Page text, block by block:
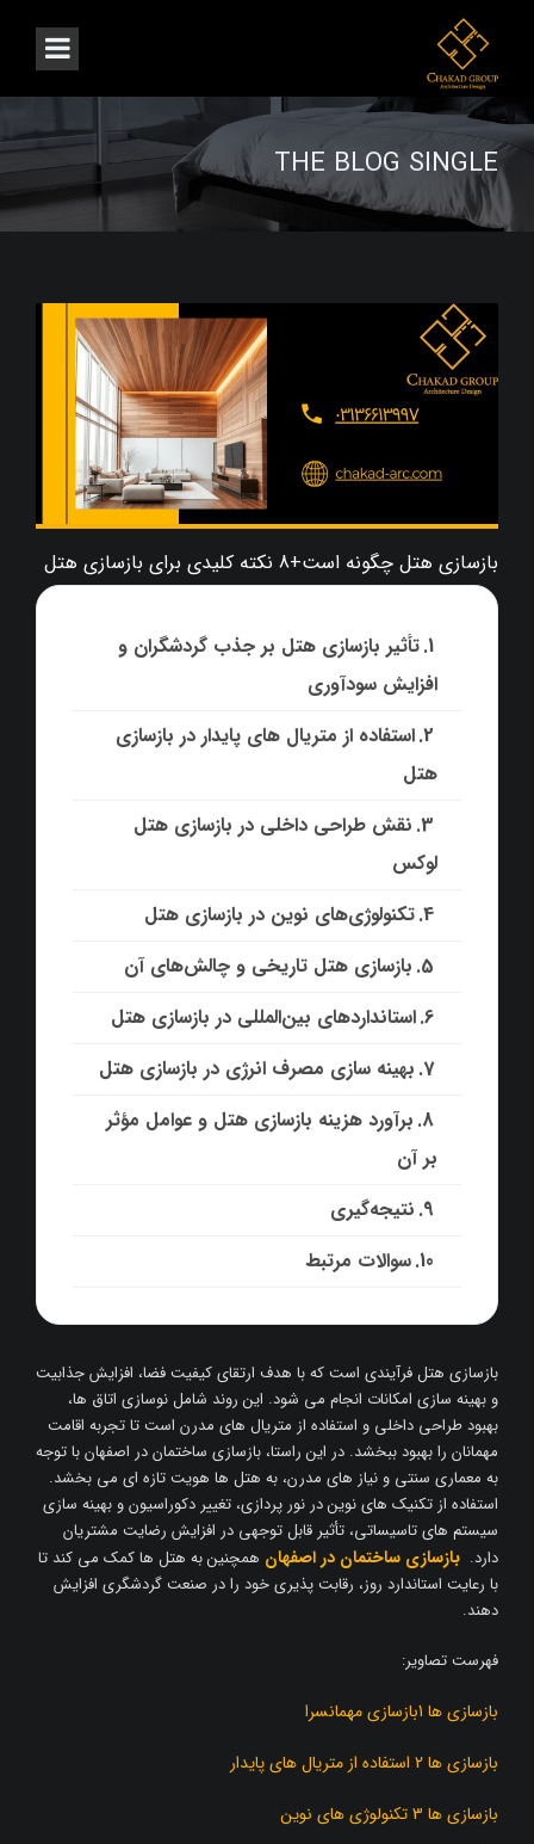
THE BLOG SINGLE
بازسازی هتل چگونه است+8 نکته کلیدی برای بازسازی هتل
تأثیر بازسازی هتل بر جذب گردشگران و
افزایش سودآوری
استفاده از متریال‌ های پایدار در بازسازی
هتل‌
نقش طراحی داخلی در بازسازی هتل‌
لوکس
تکنولوژی‌های نوین در بازسازی هتل
بازسازی هتل‌ تاریخی و چالش‌های آن
استانداردهای بین‌المللی در بازسازی هتل
بهینه‌ سازی مصرف انرژی در بازسازی هتل
برآورد هزینه بازسازی هتل و عوامل مؤثر
بر آن
نتیجه‌گیری
سوالات مرتبط
بازسازی هتل فرآیندی است که با هدف ارتقای کیفیت فضا، افزایش جذابیت
و بهینه ‌سازی امکانات انجام می ‌شود. این روند شامل نوسازی اتاق ‌ها،
بهبود طراحی داخلی و استفاده از متریال ‌های مدرن است تا تجربه اقامت
مهمانان را بهبود ببخشد. در این راستا، بازسازی ساختمان در اصفهان با توجه
به معماری سنتی و نیاز های مدرن، به هتل ‌ها هویت تازه ‌ای می ‌بخشد.
استفاده از تکنیک ‌های نوین در نور پردازی، تغییر دکوراسیون و بهینه‌ سازی
سیستم‌ های تاسیساتی، تأثیر قابل ‌توجهی در افزایش رضایت مشتریان
دارد. بازسازی ساختمان در اصفهان همچنین به هتل ‌ها کمک می‌ کند تا
با رعایت استاندارد روز، رقابت ‌پذیری خود را در صنعت گردشگری افزایش
دهند.
فهرست تصاویر:
بازسازی ها 1بازسازی مهمانسرا
بازسازی ها 2 استفاده از متریال های پایدار
بازسازی ها 3 تکنولوژی های نوین